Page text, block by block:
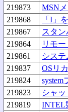
219873
MSN
219868
「I」
219867
スタ
219864
リモ
219861
シス
219837
OSリ
219824
219823
シャ
219819
INTEL